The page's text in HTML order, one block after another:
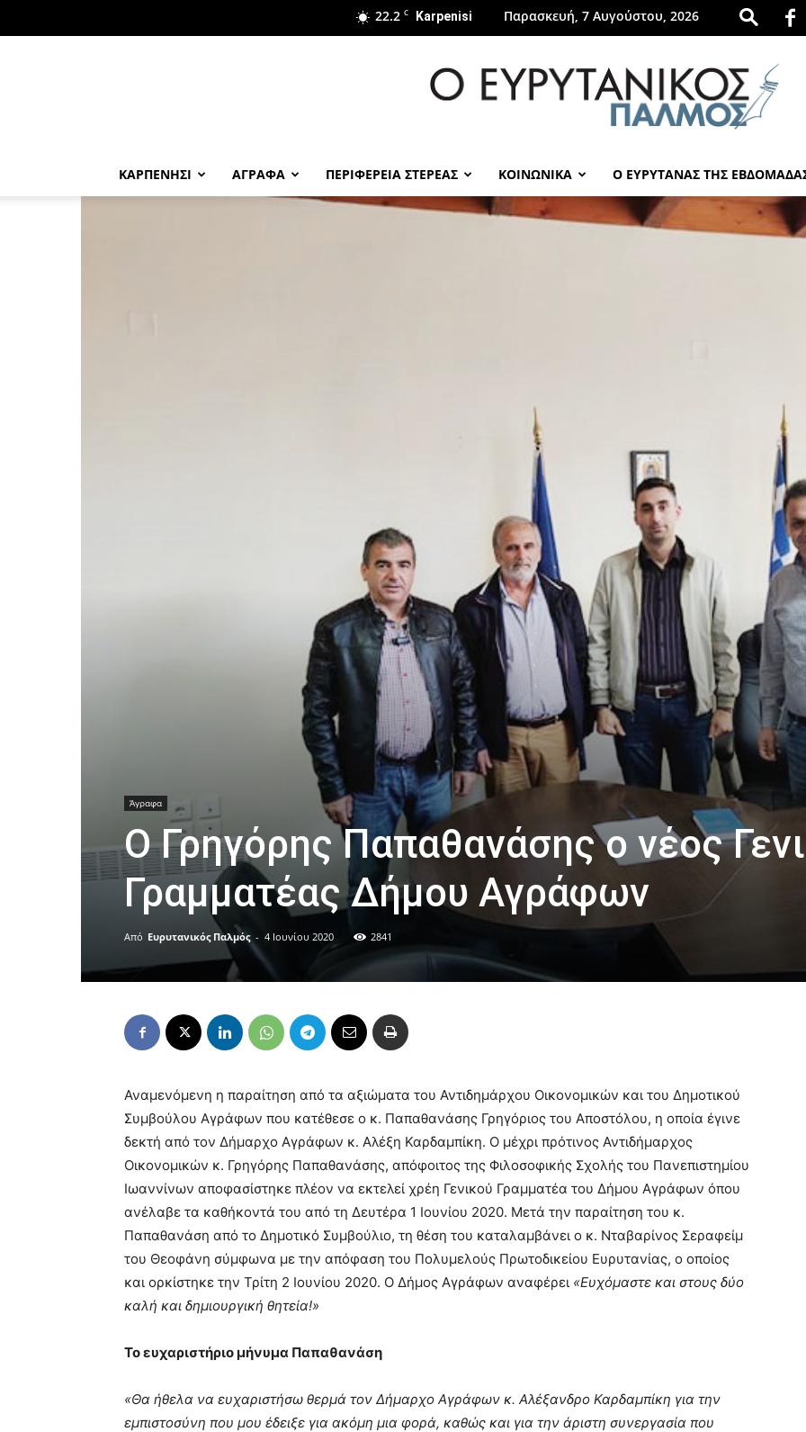
22.2 C Karpenisi Παρασκευή, 7 Αυγούστου, 2026
ΚΑΡΠΕΝΗΣΙ ΑΓΡΑΦΑ ΠΕΡΙΦΕΡΕΙΑ ΣΤΕΡΕΑΣ ΚΟΙΝΩΝΙΚΑ Ο ΕΥΡΥΤΑΝΑΣ ΤΗΣ
Άγραφα
Ο Γρηγόρης Παπαθανάσης ο νέος
Γραμματέας Δήμου Αγράφων
Από Ευρυτανικός Παλμός - 4 Ιουνίου 2020 2841
Αναμενόμενη η παραίτηση από τα αξιώματα του Αντιδημάρχου Οικονομικών και του Δημοτικού
Συμβούλου Αγράφων που κατέθεσε ο κ. Παπαθανάσης Γρηγόριος του Αποστόλου, η οποία έγινε
δεκτή από τον Δήμαρχο Αγράφων κ. Αλέξη Καρδαμπίκη. Ο μέχρι πρότινος Αντιδήμαρχος
Οικονομικών κ. Γρηγόρης Παπαθανάσης, απόφοιτος της Φιλοσοφικής Σχολής του Πανεπιστημίου
Ιωαννίνων αποφασίστηκε πλέον να εκτελεί χρέη Γενικού Γραμματέα του Δήμου Αγράφων όπου
ανέλαβε τα καθήκοντά του από τη Δευτέρα 1 Ιουνίου 2020. Μετά την παραίτηση του κ.
Παπαθανάση από το Δημοτικό Συμβούλιο, τη θέση του καταλαμβάνει ο κ. Νταβαρίνος Σεραφείμ
του Θεοφάνη σύμφωνα με την απόφαση του Πολυμελούς Πρωτοδικείου Ευρυτανίας, ο οποίος
και ορκίστηκε την Τρίτη 2 Ιουνίου 2020. Ο Δήμος Αγράφων αναφέρει «Ευχόμαστε και στους δύο
καλή και δημιουργική θητεία!»
Το ευχαριστήριο μήνυμα Παπαθανάση
«Θα ήθελα να ευχαριστήσω θερμά τον Δήμαρχο Αγράφων κ. Αλέξανδρο Καρδαμπίκη για την
εμπιστοσύνη που μου έδειξε για ακόμη μια φορά, καθώς και για την άριστη συνεργασία που